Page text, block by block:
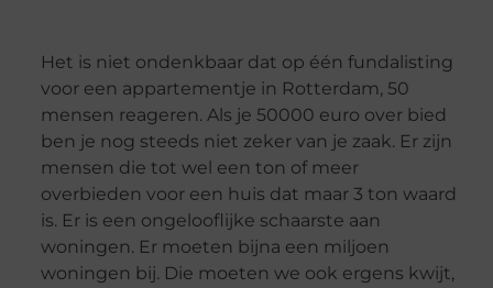
Het is niet ondenkbaar dat op één fundalisting
voor een appartementje in Rotterdam, 50
mensen reageren. Als je 50000 euro over bied
ben je nog steeds niet zeker van je zaak. Er zijn
mensen die tot wel een ton of meer
overbieden voor een huis dat maar 3 ton waard
is. Er is een ongelooflijke schaarste aan
woningen. Er moeten bijna een miljoen
woningen bij. Die moeten we ook ergens kwijt,